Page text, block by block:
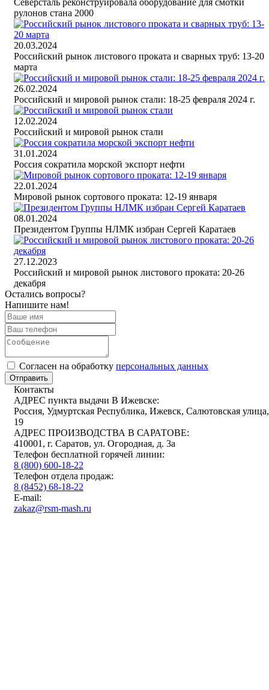
Северсталь реконструировала оборудование для смотки
рулонов стана 2000
20.03.2024
Российский рынок листового проката и сварных труб: 13-20
марта
26.02.2024
Российский и мировой рынок стали: 18-25 февраля 2024 г.
12.02.2024
Российский и мировой рынок стали
31.01.2024
Россия сократила морской экспорт нефти
22.01.2024
Мировой рынок сортового проката: 12-19 января
08.01.2024
Президентом Группы НЛМК избран Сергей Каратаев
27.12.2023
Российский и мировой рынок листового проката: 20-26
декабря
Остались вопросы?
Напишите нам!
Cогласен на обработку персональных данных
Отправить
Контакты
АДРЕС пункта выдачи В Ижевске:
Россия, Удмуртская Республика, Ижевск, Салютовская улица,
19
АДРЕС ПРОИЗВОДСТВА В САРАТОВЕ:
410001, г. Саратов, ул. Огородная, д. 3а
Телефон бесплатной горячей линии:
8 (800) 600-18-22
Телефон отдела продаж:
8 (8452) 68-18-22
E-mail:
zakaz@rsm-mash.ru